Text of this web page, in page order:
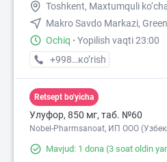
Toshkent, Maxtumquli
Makro Savdo Markazi,
Ochiq · Yopilish vaqti 23:00
+998 (55) XXX-XX-XX
кo’rish
Retsept bo'yicha
Улуфор, 850 мг, таб. №60
Nobel-Pharmsanoat, ИП ООО
Mavjud: 1 dona (3 soat oldin